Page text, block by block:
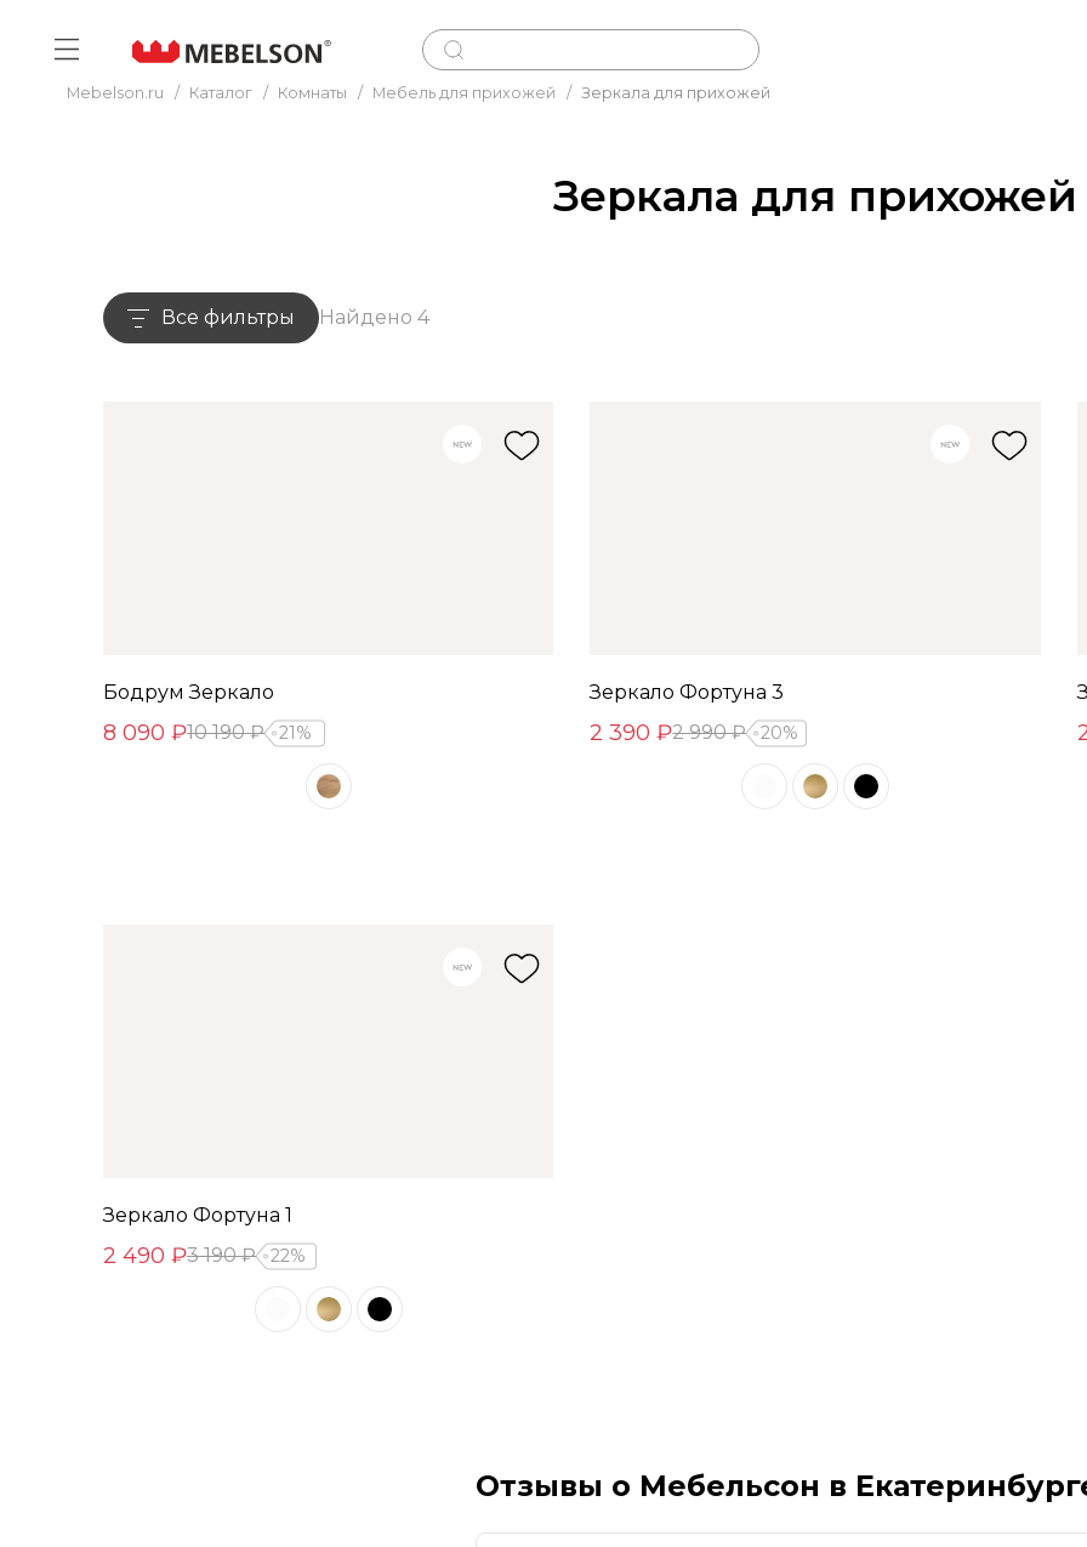
Mebelson.ru / Каталог / Комнаты / Мебель для прихожей / Зеркала для прихожей
Зеркала для прихожей
Все фильтры Найдено 4
Бодрум Зеркало
8 090 ₽10 190 ₽ 21%
Зеркало Фортуна 3
2 390 ₽2 990 ₽ 20%
Зеркало Фортуна 1
2 490 ₽3 190 ₽ 22%
Отзывы о Мебельсон в